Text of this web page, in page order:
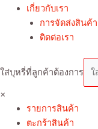
เกี่ยวกับเรา
การจัดส่งสินค้า
ติดต่อเรา
ใส่บุหรี่ที่ลูกค้าต้องการ
×
รายการสินค้า
ตะกร้าสินค้า